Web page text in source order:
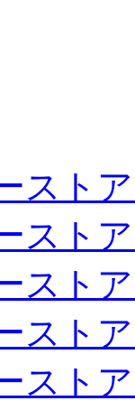
スト
スト
スト
スト
スト